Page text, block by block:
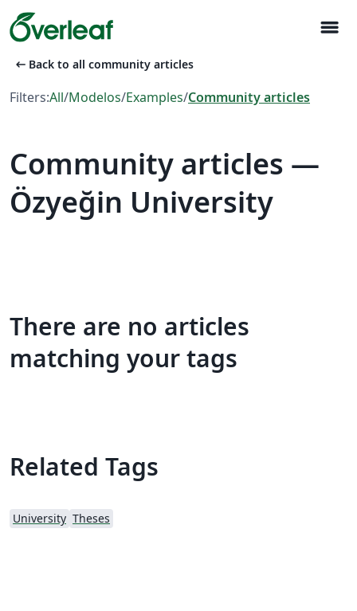
menu
arrow_left_alt Back to all community articles
Filters:All/Modelos/Examples/Community articles
Community articles —
Özyeğin University
There are no articles
matching your tags
Related Tags
University Theses